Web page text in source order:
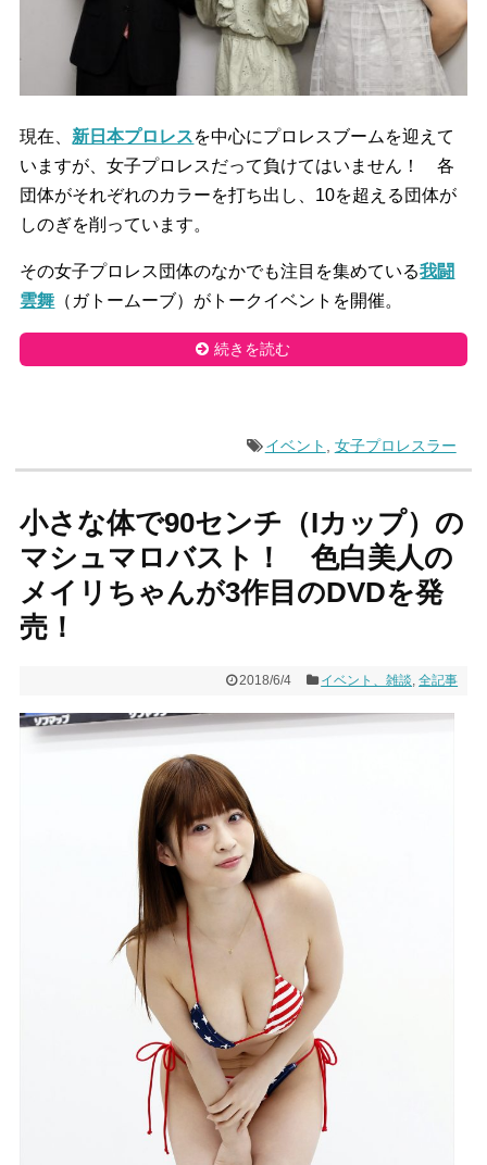
現在、 新日本プロレスを中心にプロレスブームを迎えて
いますが、女子プロレスだって負けてはいません！ 各
団体がそれぞれのカラーを打ち出し、10を超える団体が
しのぎを削っています。
その女子プロレス団体のなかでも注目を集めている我闘
雲舞 （ガトームーブ）がトークイベントを開催。
続きを読む
イベント , 女子プロレスラー
小さな体で90センチ（Iカップ）の
マシュマロバスト！ 色白美人の
メイリちゃんが3作目のDVDを発
売！
2018/6/4 イベント、雑談,全記事